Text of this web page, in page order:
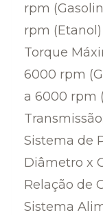
rpm
rpm (Etanol)
Torque
6000 rpm
a 6000 rpm
Sistema de
Diâmetro x
Relação de
Sistema